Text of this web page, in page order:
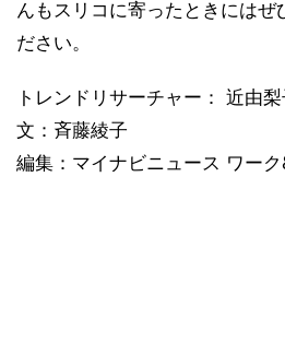
んもスリコに寄ったときにはぜ
ださい。
トレンドリサーチャー： 近由梨
文：斉藤綾子
編集：マイナビニュース ワー